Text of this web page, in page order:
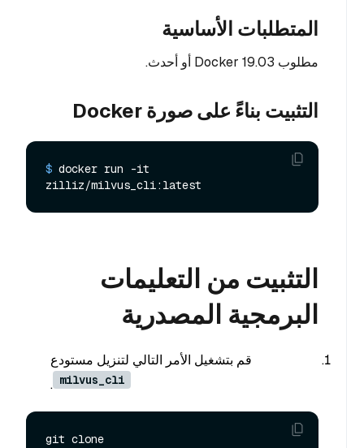
المتطلبات الأساسية
مطلوب Docker 19.03 أو أحدث.
التثبيت بناءً على صورة Docker
$ docker run -it
zilliz/milvus_cli:latest
التثبيت من التعليمات
البرمجية المصدرية
قم بتشغيل الأمر التالي لتنزيل مستودع
milvus_cli
.
git clone